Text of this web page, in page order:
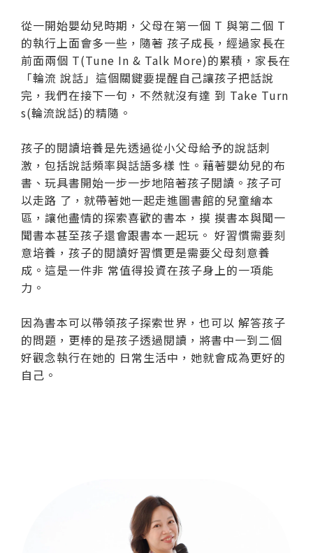
從一開始嬰幼兒時期，父母在第一個 T 與第二個 T
的執行上面會多一些，隨著 孩子成長，經過家長在
前面兩個 T(Tune In & Talk More)的累積，家長在
「輪流 說話」這個關鍵要提醒自己讓孩子把話說
完，我們在接下一句，不然就沒有達 到 Take Turn
s(輪流說話)的精隨。
孩子的閱讀培養是先透過從小父母給予的說話刺
激，包括說話頻率與話語多樣 性。藉著嬰幼兒的布
書、玩具書開始一步一步地陪著孩子閱讀。孩子可
以走路 了，就帶著她一起走進圖書館的兒童繪本
區，讓他盡情的探索喜歡的書本，摸 摸書本與聞一
聞書本甚至孩子還會跟書本一起玩。 好習慣需要刻
意培養，孩子的閱讀好習慣更是需要父母刻意養
成。這是一件非 常值得投資在孩子身上的一項能
力。
因為書本可以帶領孩子探索世界，也可以 解答孩子
的問題，更棒的是孩子透過閱讀，將書中一到二個
好觀念執行在她的 日常生活中，她就會成為更好的
自己。